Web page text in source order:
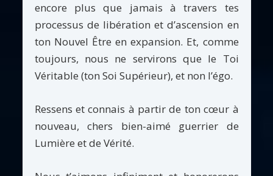
encore plus que jamais à travers tes
processus de libération et d’ascension en
ton Nouvel Être en expansion. Et, comme
toujours, nous ne servirons que le Toi
Véritable (ton Soi Supérieur), et non l’égo.
Ressens et connais à partir de ton cœur à
nouveau, chers bien-aimé guerrier de
Lumière et de Vérité.